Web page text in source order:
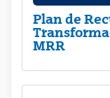
Plan de
MRR